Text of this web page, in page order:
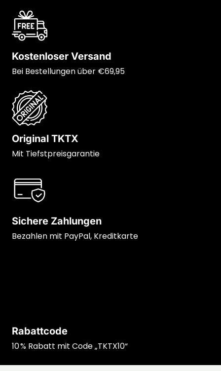
Kostenloser Versand
Bei Bestellungen über €69,95
Original TKTX
Mit Tiefstpreisgarantie
Sichere Zahlungen
Bezahlen mit PayPal, Kreditkarte
Rabattcode
10 % Rabatt mit Code „TKTX10“